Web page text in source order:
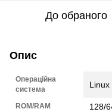
До обраного
Опис
Операційна
система
Linux
ROM/RAM 128/